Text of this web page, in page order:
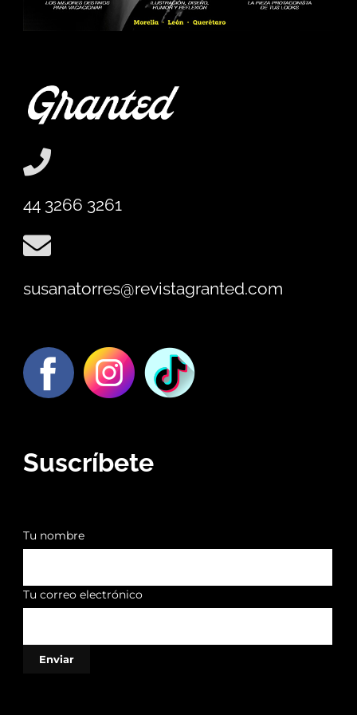
44 3266 3261
susanatorres@revistagranted.com
Suscríbete
Tu nombre
Tu correo electrónico